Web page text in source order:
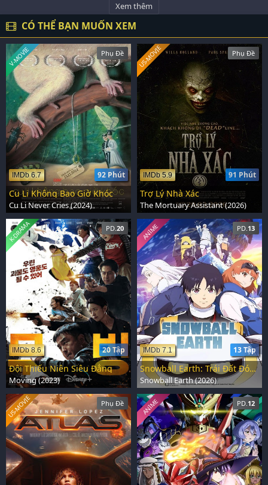
Xem thêm
CÓ THỂ BẠN MUỐN XEM
Phụ Đề
92 Phút
IMDb 6.7
V-MOVIE
Cu Li Không Bao Giờ Khóc
Cu Li Never Cries (2024)
Phụ Đề
91 Phút
IMDb 5.9
US-MOVIE
Trợ Lý Nhà Xác
The Mortuary Assistant (2026)
PD. 20
20 Tập
IMDb 8.6
K-DRAMA
Đội Thiếu Niên Siêu Đẳng
Moving (2023)
PD. 13
13 Tập
IMDb 7.1
ANIME
Snowball Earth: Trái Đất Đóng Băng
Snowball Earth (2026)
Phụ Đề
US-MOVIE PD.12
ANIME